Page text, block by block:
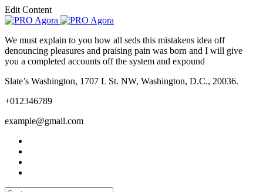
Edit Content
We must explain to you how all seds this mistakens idea off
denouncing pleasures and praising pain was born and I will give
you a completed accounts off the system and expound
Slate’s Washington, 1707 L St. NW, Washington, D.C., 20036.
+012346789
example@gmail.com